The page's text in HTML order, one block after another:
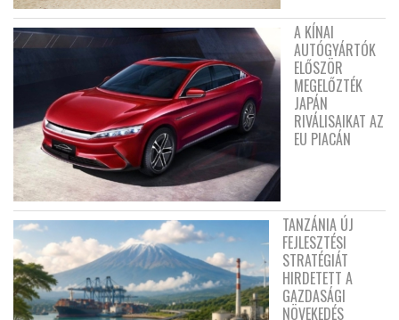
A KÍNAI
AUTÓGYÁRTÓK
ELŐSZÖR
MEGELŐZTÉK
JAPÁN
RIVÁLISAIKAT AZ
EU PIACÁN
TANZÁNIA ÚJ
FEJLESZTÉSI
STRATÉGIÁT
HIRDETETT A
GAZDASÁGI
NÖVEKEDÉS